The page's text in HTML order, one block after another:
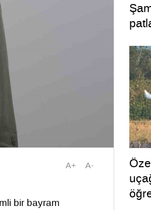
A+ A-
bir bayram